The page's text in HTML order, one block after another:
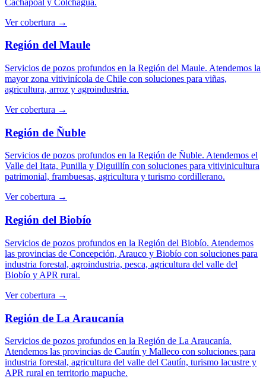
Ver cobertura →
Región del Maule
Servicios de pozos profundos en la Región del Maule. Atendemos la
mayor zona vitivinícola de Chile con soluciones para viñas,
agricultura, arroz y agroindustria.
Ver cobertura →
Región de Ñuble
Servicios de pozos profundos en la Región de Ñuble. Atendemos el
Valle del Itata, Punilla y Diguillín con soluciones para vitivinicultura
patrimonial, frambuesas, agricultura y turismo cordillerano.
Ver cobertura →
Región del Biobío
Servicios de pozos profundos en la Región del Biobío. Atendemos
las provincias de Concepción, Arauco y Biobío con soluciones para
industria forestal, agroindustria, pesca, agricultura del valle del
Biobío y APR rural.
Ver cobertura →
Región de La Araucanía
Servicios de pozos profundos en la Región de La Araucanía.
Atendemos las provincias de Cautín y Malleco con soluciones para
industria forestal, agricultura del valle del Cautín, turismo lacustre y
APR rural en territorio mapuche.